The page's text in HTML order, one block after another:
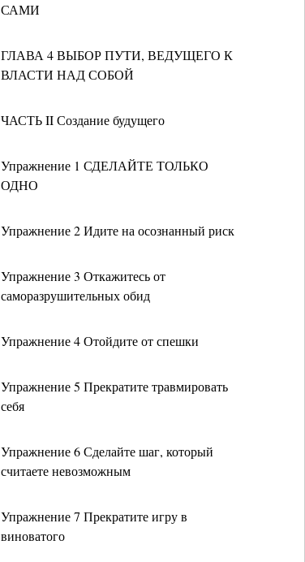
САМИ
ГЛАВА 4 ВЫБОР ПУТИ, ВЕДУЩЕГО К
ВЛАСТИ НАД СОБОЙ
ЧАСТЬ II Создание будущего
Упражнение 1 СДЕЛАЙТЕ ТОЛЬКО
ОДНО
Упражнение 2 Идите на осознанный риск
Упражнение 3 Откажитесь от
саморазрушительных обид
Упражнение 4 Отойдите от спешки
Упражнение 5 Прекратите травмировать
себя
Упражнение 6 Сделайте шаг, который
считаете невозможным
Упражнение 7 Прекратите игру в
виноватого